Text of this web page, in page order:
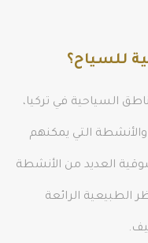
للسياح؟
السياحية في تركيا،
التي يمكنهم
العديد من الأنشطة
الطبيعية الرائعة